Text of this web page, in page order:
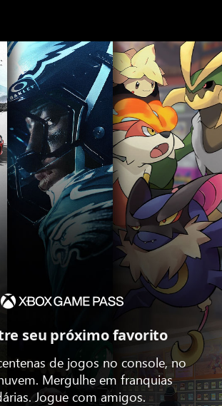
seu próximo favorito
de jogos no console, no
Mergulhe em franquias
Jogue com amigos.